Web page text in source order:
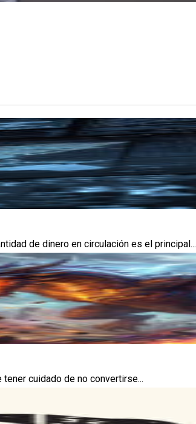
de dinero en circulación es el principal...
cuidado de no convertirse...